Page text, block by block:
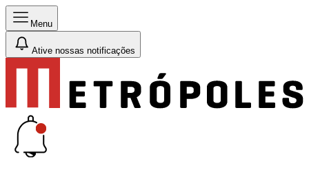
Menu
Ative nossas notificações